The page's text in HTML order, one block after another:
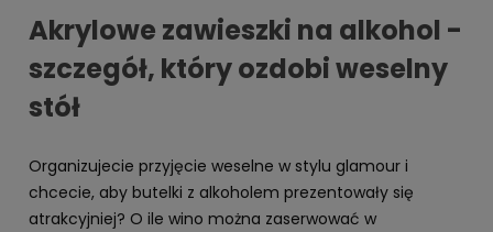
Akrylowe zawieszki na alkohol -
szczegół, który ozdobi weselny
stół
Organizujecie przyjęcie weselne w stylu glamour i
chcecie, aby butelki z alkoholem prezentowały się
atrakcyjniej? O ile wino można zaserwować w